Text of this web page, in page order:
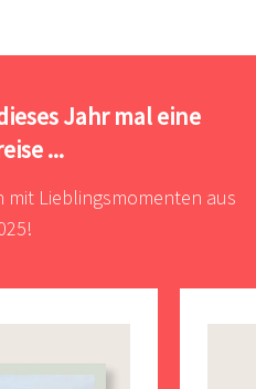
Jahr mal eine
...
Lieblingsmomenten aus